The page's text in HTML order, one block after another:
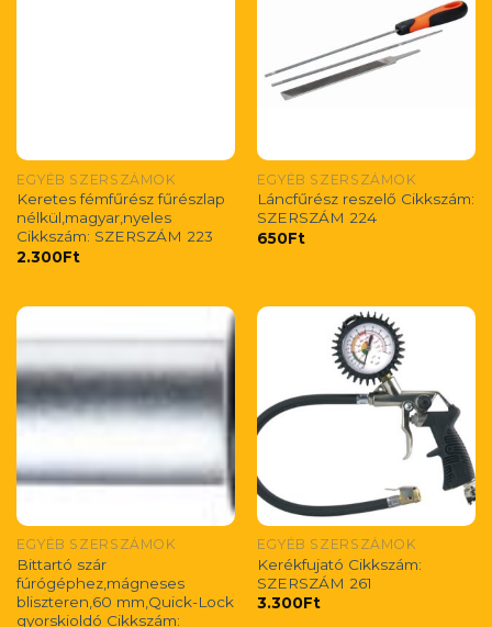
EGYÉB SZERSZÁMOK
Keretes fémfűrész fűrészlap
nélkül,magyar,nyeles
Cikkszám: SZERSZÁM 223
2.300Ft
EGYÉB SZERSZÁMOK
Láncfűrész reszelő Cikkszám:
SZERSZÁM 224
650Ft
EGYÉB SZERSZÁMOK
Bittartó szár
fúrógéphez,mágneses
bliszteren,60 mm,Quick-Lock
gyorskioldó Cikkszám:
EGYÉB SZERSZÁMOK
Kerékfujató Cikkszám:
SZERSZÁM 261
3.300Ft